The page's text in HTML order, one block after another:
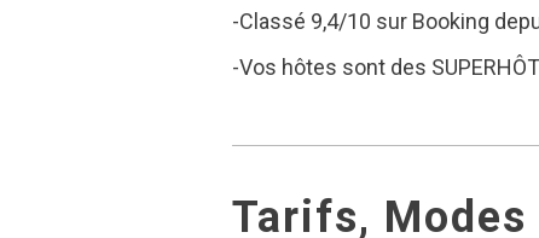
-Classé 9,4/10 sur Booking
-Vos hôtes sont des
Tarifs,